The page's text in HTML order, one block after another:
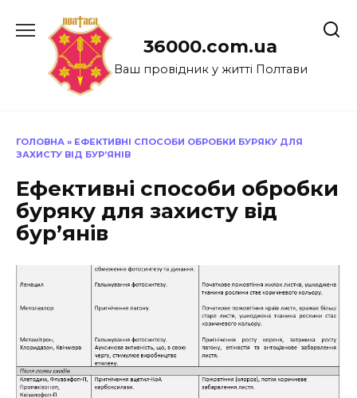
до
36000.com.ua
Ваш провідник у житті Полтави
ГОЛОВНА » ЕФЕКТИВНІ СПОСОБИ ОБРОБКИ БУРЯКУ ДЛЯ
ЗАХИСТУ ВІД БУР’ЯНІВ
Ефективні способи обробки
буряку для захисту від
бур’янів